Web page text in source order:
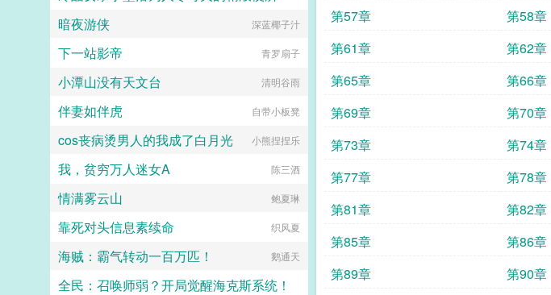
第57章
第58章
第61章
第62章
第65章
第66章
第69章
第70章
第73章
第74章
第77章
第78章
第81章
第82章
第85章
第86章
第89章
第90章
嘿嘿嘿
暗夜游侠 深蓝椰子汁
下一站影帝 青罗扇子
小潭山没有天文台 清明谷雨
伴妻如伴虎 自带小板凳
cos丧病烫男人的我成了白月光 小熊捏捏乐
我，贫穷万人迷女A 陈三酒
情满雾云山 鲍夏琳
靠死对头信息素续命 织风夏
海贼：霸气转动一百万匹！ 鹅通天
全民：召唤师弱？开局觉醒海克斯系统！